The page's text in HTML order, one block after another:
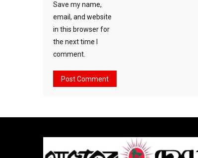
Save my name,
email, and website
in this browser for
the next time I
comment.